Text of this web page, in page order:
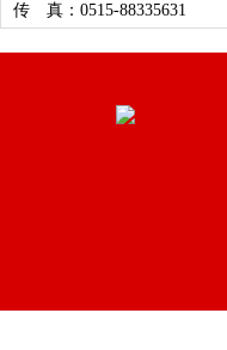
传 真：0515-88335631